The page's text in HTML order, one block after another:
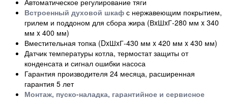
Встроенный духовой шкаф с нержавеющим покрытием,
грилем и поддоном для сбора жира (ВxШxГ-280 мм x 340
мм x 400 мм)
Вместительная топка (DxШxГ-430 мм x 420 мм x 430 мм)
Датчик температуры котла, термостат защиты от
конденсата и сигнал ошибки насоса
Гарантия производителя 24 месяца, расширенная
гарантия 5 лет
Монтаж, пуско-наладка, гарантийное и сервисное